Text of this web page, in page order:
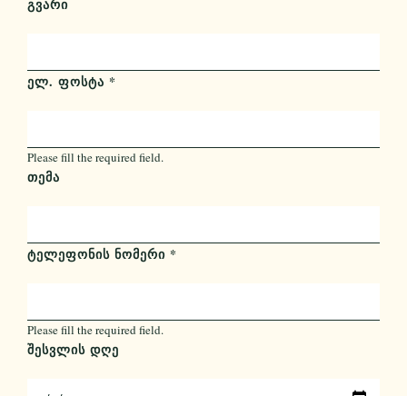
ᲒᲕᲐᲠᲘ
ᲔᲚ. ᲤᲝᲡᲢᲐ *
Please fill the required field.
ᲗᲔᲛᲐ
ᲢᲔᲚᲔᲤᲝᲜᲘᲡ ᲜᲝᲛᲔᲠᲘ *
Please fill the required field.
ᲨᲔᲡᲕᲚᲘᲡ ᲓᲦᲔ